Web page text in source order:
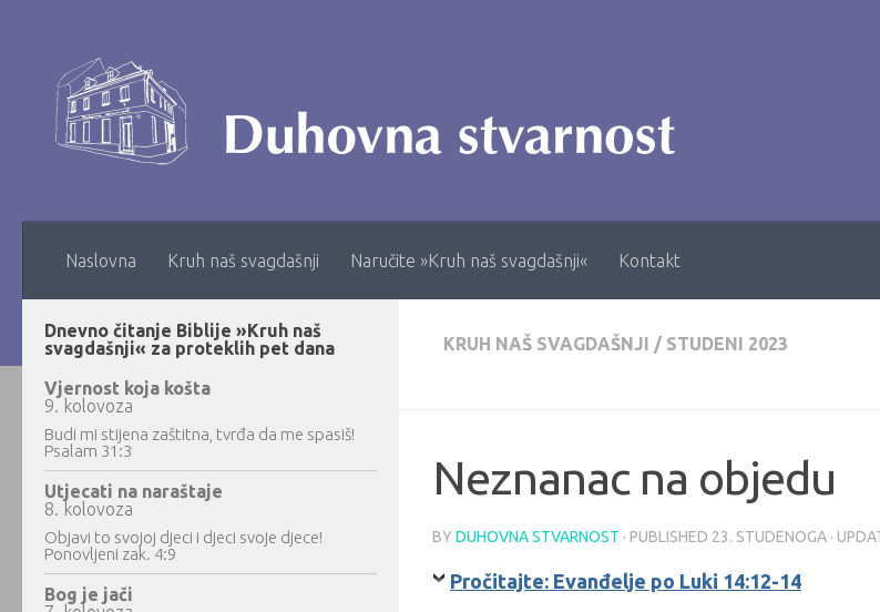
Naslovna Kruh naš svagdašnji Naručite »Kruh naš svagdašnji« Kontakt
KRUH NAŠ SVAGDAŠNJI / STUDENI 2023
Neznanac na objedu
BY DUHOVNA STVARNOST · PUBLISHED 23. STUDENOGA ·
Pročitajte: Evanđelje po Luki 14:12-14
Dnevno čitanje Biblije »Kruh naš
svagdašnji« za proteklih pet dana
Vjernost koja košta
9. kolovoza
Budi mi stijena zaštitna, tvrđa da me spasiš!
Psalam 31:3
Utjecati na naraštaje
8. kolovoza
Objavi to svojoj djeci i djeci svoje djece!
Ponovljeni zak. 4:9
Bog je jači